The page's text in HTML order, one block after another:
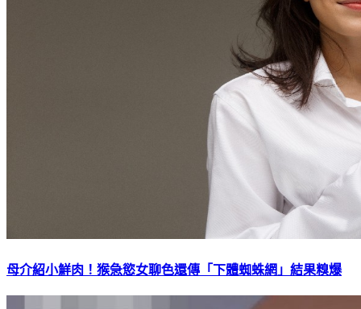
母介紹小鮮肉！猴急慾女聊色還傳「下體蜘蛛網」結果糗爆